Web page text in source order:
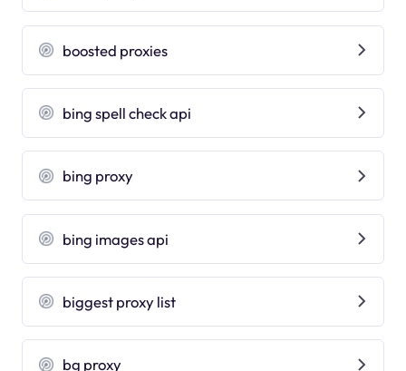
boosted proxies
bing spell check api
bing proxy
bing images api
biggest proxy list
bg proxy